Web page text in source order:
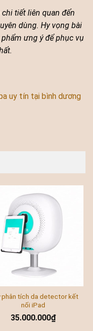
tiết liên quan đến
dùng. Hy vọng bài
ưng ý để phục vụ
uy tín tại bình dương
phân tích da detector kết
nối iPad
35.000.000₫